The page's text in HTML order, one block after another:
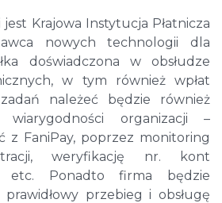
Krajowa Instytucja Płatnicza
nowych technologii dla
doświadczona w obsłudze
w tym również wpłat
należeć będzie również
wiarygodności organizacji –
z FaniPay, poprzez monitoring
weryfikację nr. kont
etc. Ponadto firma będzie
przebieg i obsługę